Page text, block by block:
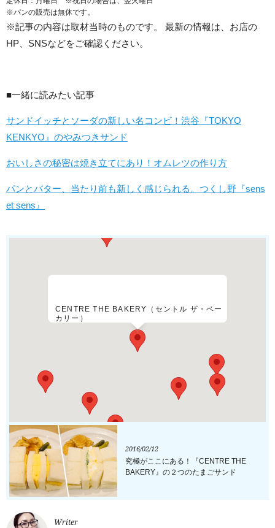
※パンの販売は無休です。
※記事の内容は取材当時のものです。 最新の情報は、お店の
HP、SNSなどをご確認ください。
■一緒に読みたい記事
サンドイッチとソーダの新しい名コンビ！渋谷『TOKYO
KENKYO』のやみつきサンド
おいしさの秘密は焼き立てにあり！オムレツの作り方
パンとバター、当たり前も新しく感じられる。つくし野『sens
et sens』
CENTRE THE BAKERY（セントル ザ・ベー
カリー）
2016/02/12
究極がここにある！『CENTRE THE
BAKERY』の２つのたまごサンド
Writer